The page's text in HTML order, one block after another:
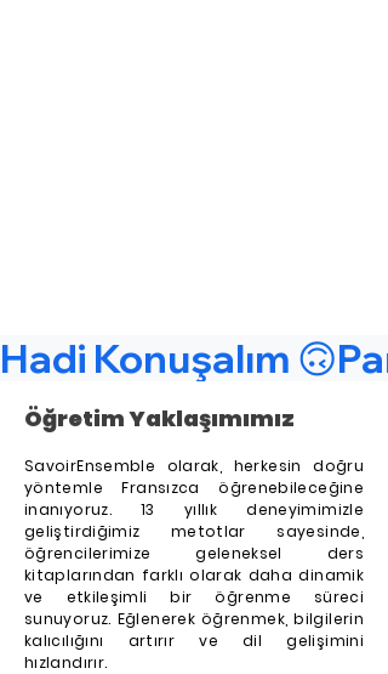
Hadi Konuşalım
Öğretim Yaklaşımımız
SavoirEnsemble olarak, herkesin doğru
yöntemle Fransızca öğrenebileceğine
inanıyoruz. 13 yıllık deneyimimizle
geliştirdiğimiz metotlar sayesinde,
öğrencilerimize geleneksel ders
kitaplarından farklı olarak daha dinamik
ve etkileşimli bir öğrenme süreci
sunuyoruz. Eğlenerek öğrenmek, bilgilerin
kalıcılığını artırır ve dil gelişimini
hızlandırır.